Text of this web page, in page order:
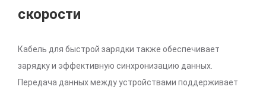
скорости
Кабель для быстрой зарядки также обеспечивает
зарядку и эффективную синхронизацию данных.
Передача данных между устройствами поддерживает